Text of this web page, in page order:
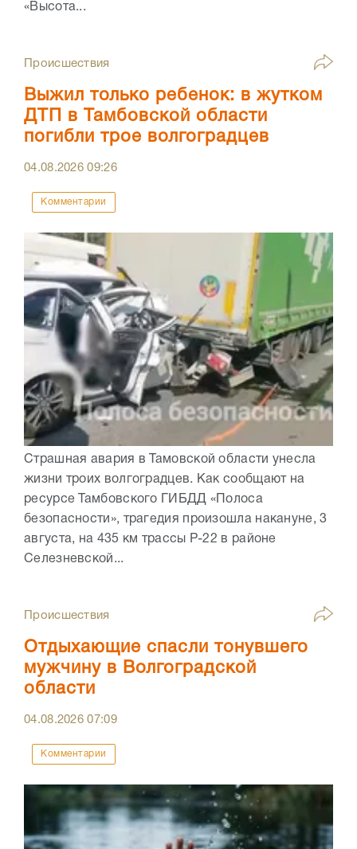
«Высота...
Происшествия
Выжил только ребенок: в жутком
ДТП в Тамбовской области
погибли трое волгоградцев
04.08.202609:26
Комментарии
Страшная авария в Тамовской области унесла
жизни троих волгоградцев. Как сообщают на
ресурсе Тамбовского ГИБДД «Полоса
безопасности», трагедия произошла накануне, 3
августа, на 435 км трассы Р-22 в районе
Селезневской...
Происшествия
Отдыхающие спасли тонувшего
мужчину в Волгоградской
области
04.08.202607:09
Комментарии